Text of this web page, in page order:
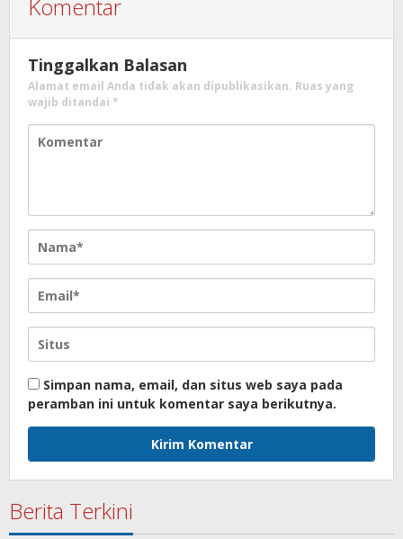
Komentar
Tinggalkan Balasan
Alamat email Anda tidak akan dipublikasikan. Ruas yang
wajib ditandai *
Simpan nama, email, dan situs web saya pada
peramban ini untuk komentar saya berikutnya.
Berita Terkini